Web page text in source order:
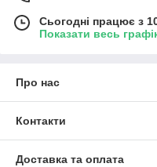
Сьогодні працює з
Показати весь
Про нас
Контакти
Доставка та оплата